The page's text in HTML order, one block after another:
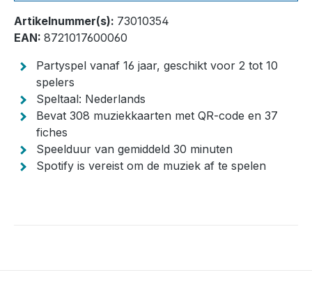
Artikelnummer(s): 73010354
EAN: 8721017600060
Partyspel vanaf 16 jaar, geschikt voor 2 tot 10
spelers
Speltaal: Nederlands
Bevat 308 muziekkaarten met QR-code en 37
fiches
Speelduur van gemiddeld 30 minuten
Spotify is vereist om de muziek af te spelen